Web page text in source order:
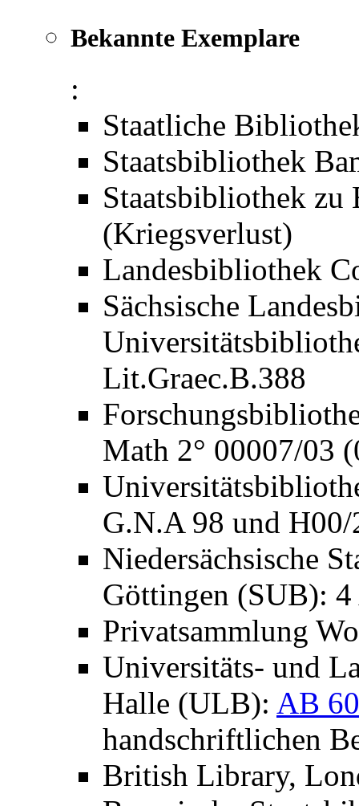
Bekannte Exemplare
:
Staatliche
Staatsbibliothek
Staatsbibliothek
(Kriegsverlust)
Landesbibliothek
Sächsische
Lit.Graec.B.388
Math 2° 00007/03
G.N.A 98 und
Niedersächsische
Göttingen (SUB):
Privatsammlung
Universitäts- und
Halle (ULB): AB
handschriftlichen
British Library,